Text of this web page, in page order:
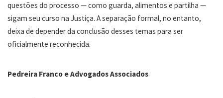
questões do processo — como guarda, alimentos e partilha —
sigam seu curso na Justiça. A separação formal, no entanto,
deixa de depender da conclusão desses temas para ser
oficialmente reconhecida.
Pedreira Franco eAdvogados Associados